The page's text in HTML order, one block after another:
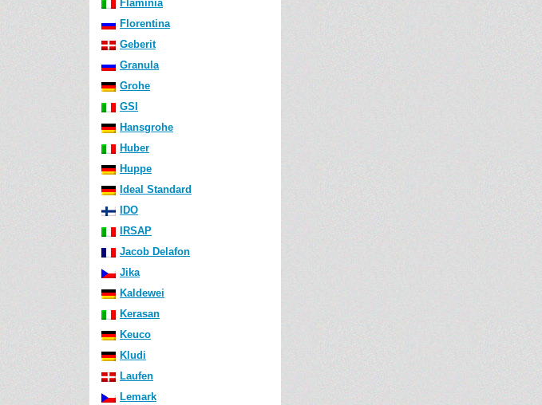
Flaminia
Florentina
Geberit
Granula
Grohe
GSI
Hansgrohe
Huber
Huppe
Ideal Standard
IDO
IRSAP
Jacob Delafon
Jika
Kaldewei
Kerasan
Keuco
Kludi
Laufen
Lemark